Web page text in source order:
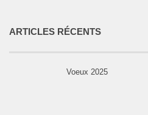
ARTICLES RÉCENTS
Voeux 2025